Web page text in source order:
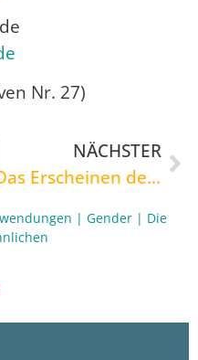
Nr. 27)
NÄCHSTER
Das Erscheinen des integral Femininen
| Gender | Die